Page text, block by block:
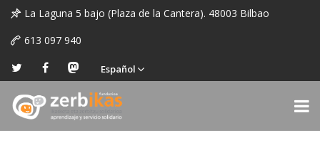
La Laguna 5 bajo (Plaza de la Cantera). 48003 Bilbao
613 097 940
Español